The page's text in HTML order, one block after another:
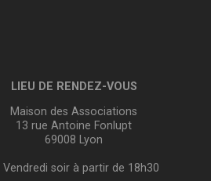
LIEU DE RENDEZ-VOUS
Maison des Associations
13 rue Antoine Fonlupt
69008 Lyon
Vendredi soir à partir de 18h30